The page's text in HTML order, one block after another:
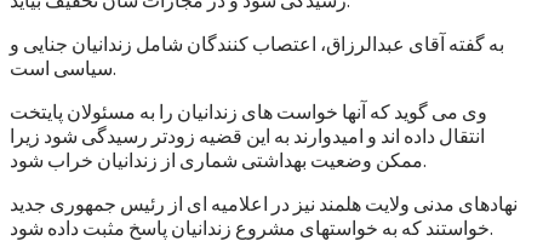
به گفته آقای عبدالرزاق، اعتصاب کنندگان شامل زندانیان جنایی و
سیاسی است.
وی می گوید که آنها خواست های زندانیان را به مسئولان پایتخت
انتقال داده اند و امیدوارند به این قضیه زودتر رسیدگی شود زیرا
ممکن وضعیت بهداشتی شماری از زندانیان خراب شود.
نهادهای مدنی ولایت هلمند نیز در اعلامیه ای از رئیس جمهوری جدید
خواستند که به خواستهای مشروع زندانیان پاسخ مثبت داده شود.